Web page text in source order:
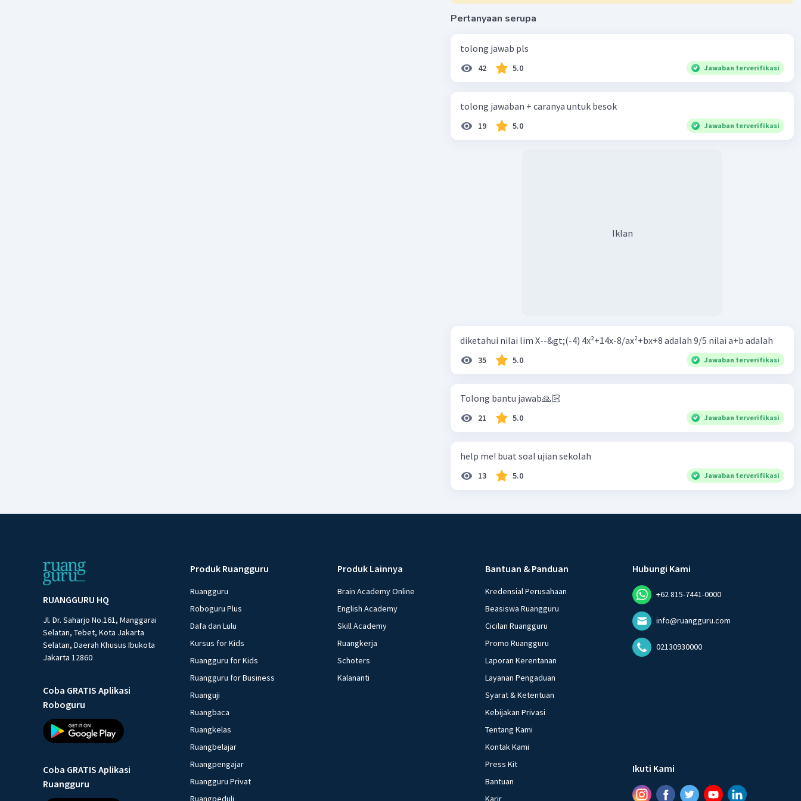
Pertanyaan serupa
tolong jawab pls
42 5.0 Jawaban terverifikasi
tolong jawaban + caranya untuk besok
19 5.0 Jawaban terverifikasi
Iklan
diketahui nilai lim X--&gt;(-4) 4x²+14x-8/ax²+bx+8 adalah 9/5 nilai a+b adalah
35 5.0 Jawaban terverifikasi
Tolong bantu jawab🙏🏻
21 5.0 Jawaban terverifikasi
help me! buat soal ujian sekolah
13 5.0 Jawaban terverifikasi
RUANGGURU HQ
Jl. Dr. Saharjo No.161, Manggarai
Selatan, Tebet, Kota Jakarta
Selatan, Daerah Khusus Ibukota
Jakarta 12860
Coba GRATIS Aplikasi
Roboguru
Coba GRATIS Aplikasi
Ruangguru
Produk Ruangguru
Ruangguru
Roboguru Plus
Dafa dan Lulu
Kursus for Kids
Ruangguru for Kids
Ruangguru for Business
Ruanguji
Ruangbaca
Ruangkelas
Ruangbelajar
Ruangpengajar
Ruangguru Privat
Ruangpeduli
Produk Lainnya
Brain Academy Online
English Academy
Skill Academy
Ruangkerja
Schoters
Kalananti
Bantuan & Panduan
Kredensial Perusahaan
Beasiswa Ruangguru
Cicilan Ruangguru
Promo Ruangguru
Laporan Kerentanan
Layanan Pengaduan
Syarat & Ketentuan
Kebijakan Privasi
Tentang Kami
Kontak Kami
Press Kit
Bantuan
Karir
Hubungi Kami
+62 815-7441-0000
info@ruangguru.com
02130930000
Ikuti Kami